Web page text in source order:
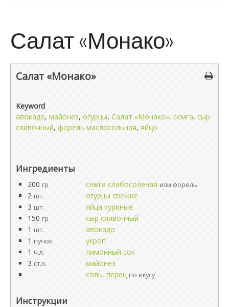
Салат «Монако»
Салат «Монако»
Keyword
авокадо, майонез, огурцы, Салат «Монако», семга, сыр
сливочный, форель маслосольная, яйцо
Ингредиенты
200 гр семга слабосоленая или форель
2 шт.
огурцы свежие
3 шт.
яйца куриные
150 гр
сыр сливочный
1 шт.
авокадо
1 пучок
укроп
1 ч.л.
лимонный сок
3 ст.л.
майонез
соль, перец по вкусу
Инструкции